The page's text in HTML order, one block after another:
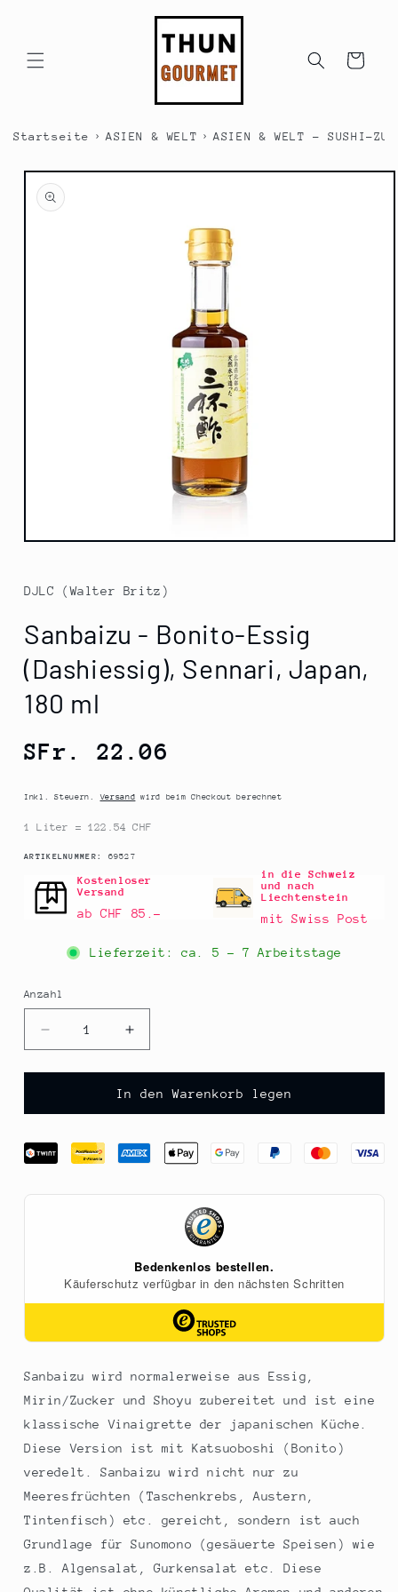
Warenkorb
Startseite › ASIEN & WELT › ASIEN & WELT - SUSHI-
Medien
Modal
öffnen
DJLC (Walter Britz)
Sanbaizu - Bonito-Essig
(Dashiessig), Sennari, Japan,
180 ml
Normaler
SFr. 22.06
Inkl. Steuern.Versand wird beim Checkout berechnet
1 Liter = 122.54 CHF
ARTIKELNUMMER: SKU:
69527
Kostenloser
Versand
ab CHF 85.–
in die Schweiz
und nach
Liechtenstein
mit Swiss Post
Lieferzeit: ca. 5 - 7 Arbeitstage
Anzahl
Anzahl
Verringere
die
Menge
Sanbaizu
Bonito-
Essig
Erhöhe
die
Menge
für
Sanbaizu
Bonito-
Essig
ml
In den Warenkorb legen
Sanbaizu wird normalerweise aus Essig,
Mirin/Zucker und Shoyu zubereitet und ist eine
klassische Vinaigrette der japanischen Küche.
Diese Version ist mit Katsuoboshi (Bonito)
veredelt. Sanbaizu wird nicht nur zu
Meeresfrüchten (Taschenkrebs, Austern,
Tintenfisch) etc. gereicht, sondern ist auch
Grundlage für Sunomono (gesäuerte Speisen) wie
z.B. Algensalat, Gurkensalat etc. Diese